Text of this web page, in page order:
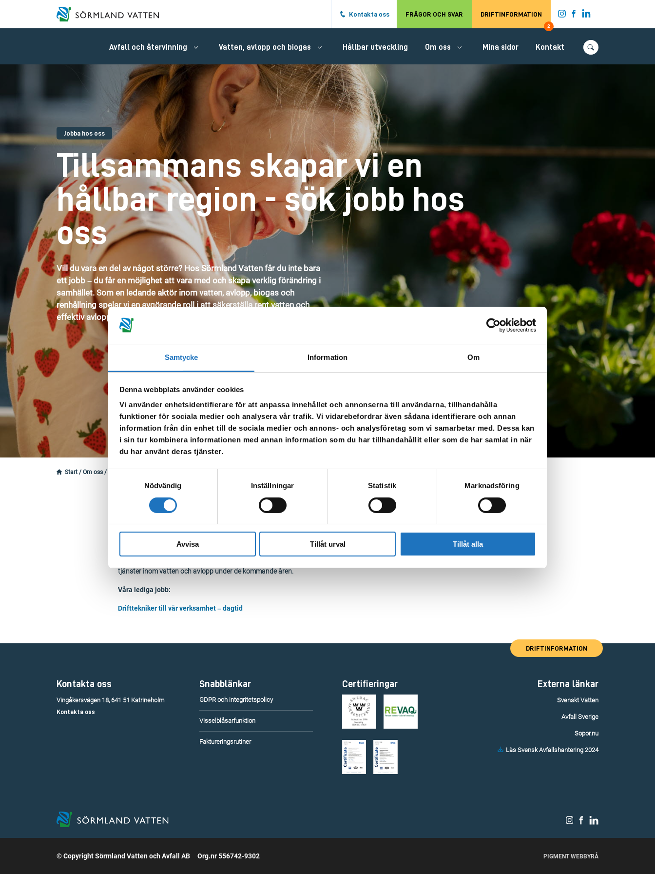
Samtycke Information Om
Denna webbplats använder cookies
Vi använder enhetsidentifierare för att anpassa innehållet och annonserna till användarna, tillhandahålla
funktioner för sociala medier och analysera vår trafik. Vi vidarebefordrar även sådana identifierare och annan
information från din enhet till de sociala medier och annons- och analysföretag som vi samarbetar med. Dessa kan
i sin tur kombinera informationen med annan information som du har tillhandahållit eller som de har samlat in när
du har använt deras tjänster.
Nödvändig
Inställningar Statistik Marknadsföring
Avvisa Tillåt urval Tillåt alla
Hoppa till det huvudsakliga innehållet.
Kontakta oss FRÅGOR OCH SVAR DRIFTINFORMATION
2
Avfall och återvinning Vatten, avlopp och biogas Hållbar utveckling Om oss Mina sidor Kontakt
Jobba hos oss
Tillsammans skapar vi en
hållbar region - sök jobb hos
oss
Vill du vara en del av något större? Hos Sörmland Vatten får du inte bara
ett jobb – du får en möjlighet att vara med och skapa verklig förändring i
samhället. Som en ledande aktör inom vatten, avlopp, biogas och
renhållning spelar vi en avgörande roll i att säkerställa rent vatten och
effektiv avloppsrening för nuvarande och kommande generationer.
Start / Om oss /
Välkommen att söka jobb hos oss
Sörmland Vatten och Avfall AB är i en expansiv fas samtidigt som vi står inför flertalet generationsskiften, något som gör att vi måste tänka
tjänster inom vatten och avlopp under de kommande åren.
Våra lediga jobb:
Drifttekniker till vår verksamhet – dagtid
DRIFTINFORMATION
Kontakta oss
Vingåkersvägen 18, 641 51 Katrineholm
Kontakta oss
Snabblänkar
GDPR och integritetspolicy
Visselblåsarfunktion
Faktureringsrutiner
Certifieringar Externa länkar
Svenskt Vatten
Avfall Sverige
Sopor.nu
Läs Svensk Avfallshantering 2024
© Copyright Sörmland Vatten och Avfall AB Org.nr 556742-9302 PIGMENT WEBBYRÅ